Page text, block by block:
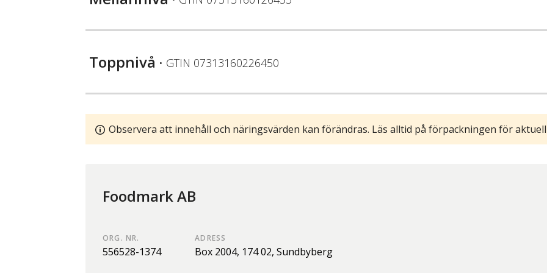
Toppnivå • GTIN 07313160226450
Observera att innehåll och näringsvärden kan förändras. Läs alltid på förpackningen för
Foodmark AB
ORG. NR.
556528-1374
ADRESS
Box 2004, 174 02,Sundbyberg